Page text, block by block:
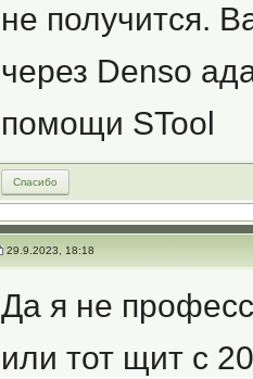
не получится.
через Denso
помощи STool
Спасибо
29.9.2023, 18:18
Да я не
или тот щит с